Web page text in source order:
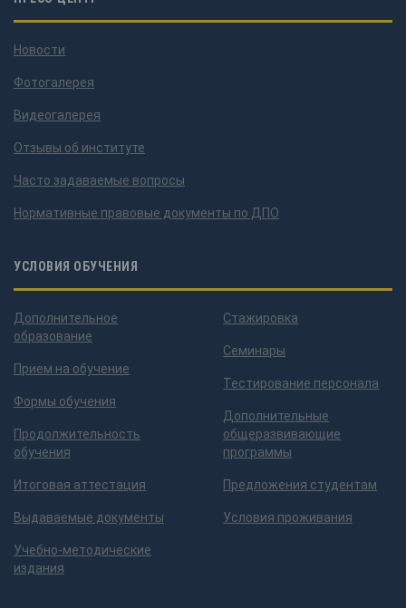
Новости
Фотогалерея
Видеогалерея
Отзывы об институте
Часто задаваемые вопросы
Нормативные правовые документы по ДПО
УСЛОВИЯ ОБУЧЕНИЯ
Дополнительное
образование
Прием на обучение
Формы обучения
Продолжительность
обучения
Итоговая аттестация
Выдаваемые документы
Учебно-методические
издания
Стажировка
Семинары
Тестирование персонала
Дополнительные
общеразвивающие
программы
Предложения студентам
Условия проживания